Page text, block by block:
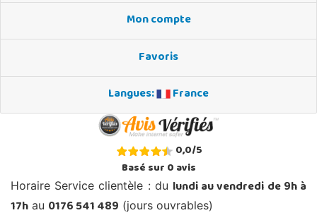
Mon compte
Favoris
Langues:
France
0,0/5
Basé sur0avis
Horaire Service clientèle : du lundi au vendredi de 9h à
17h au 0176 541 489 (jours ouvrables)